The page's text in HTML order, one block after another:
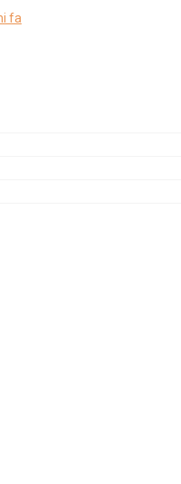
fa